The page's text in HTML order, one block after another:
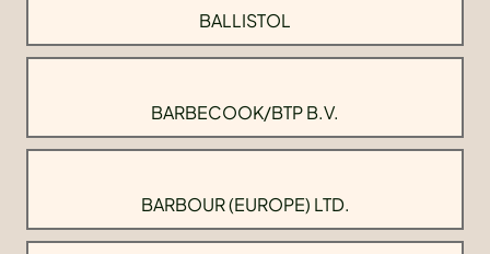
BALLISTOL
BARBECOOK/BTP B.V.
BARBOUR (EUROPE) LTD.